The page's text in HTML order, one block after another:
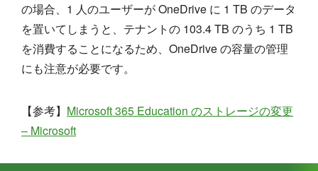
の場合、1 人のユーザーが OneDrive に 1 TB のデータ
を置いてしまうと、テナントの 103.4 TB のうち 1 TB
を消費することになるため、OneDrive の容量の管理
にも注意が必要です。
【参考】 Microsoft 365 Education のストレージの変更
– Microsoft